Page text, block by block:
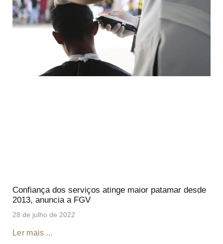
Confiança dos serviços atinge maior patamar desde
2013, anuncia a FGV
28 de julho de 2022
Ler mais ...